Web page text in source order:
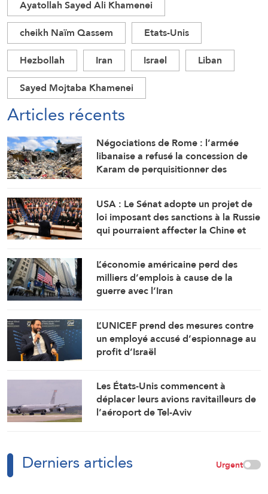
Ayatollah Sayed Ali Khamenei
cheikh Naïm Qassem
Etats-Unis
Hezbollah
Iran Israel
Liban
Sayed Mojtaba Khamenei
Articles récents
Négociations de Rome : l’armée
libanaise a refusé la concession de
Karam de perquisitionner des
USA : Le Sénat adopte un projet de
loi imposant des sanctions à la Russie
qui pourraient affecter la Chine et
L’économie américaine perd des
milliers d’emplois à cause de la
guerre avec l’Iran
L’UNICEF prend des mesures contre
un employé accusé d’espionnage au
profit d’Israël
Les États-Unis commencent à
déplacer leurs avions ravitailleurs de
l’aéroport de Tel-Aviv
Derniers articles Urgent